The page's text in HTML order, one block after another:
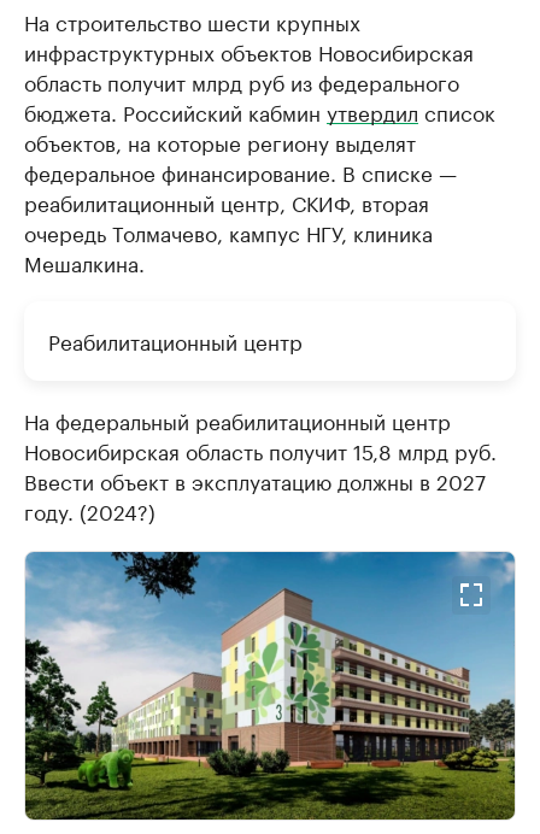
На строительство шести крупных
инфраструктурных объектов Новосибирская
область получит млрд руб из федерального
бюджета. Российский кабмин утвердил список
объектов, на которые региону выделят
федеральное финансирование. В списке —
реабилитационный центр, СКИФ, вторая
очередь Толмачево, кампус НГУ, клиника
Мешалкина.
Реабилитационный центр
На федеральный реабилитационный центр
Новосибирская область получит 15,8 млрд руб.
Ввести объект в эксплуатацию должны в 2027
году. (2024?)